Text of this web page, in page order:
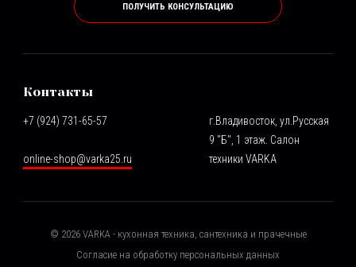
ПОЛУЧИТЬ КОНСУЛЬТАЦИЮ
Контакты
+7 (924) 731-65-57
online-shop@varka25.ru
г.Владивосток, ул.Русская
9 "Б", 1 этаж. Салон
техники VARKA
© 2026VARKA - кухонная техника, сантехника и прачечные
Согласие на обработку персональных данных